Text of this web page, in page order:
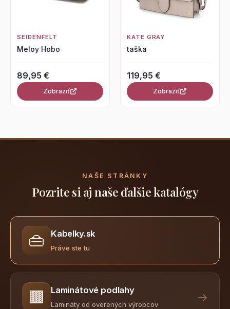
SEIDENFELT
Meloy Hobo
89,95 €
Zobraziť
KATE GRAY
taška
119,95 €
Zobraziť
NAŠE STRÁNKY
Pozrite si aj naše ďalšie katalógy
👜 Kabelky.sk
Práve ste tu
🟫 Laminátové podlahy
Lamináty od overených výrobcov
→